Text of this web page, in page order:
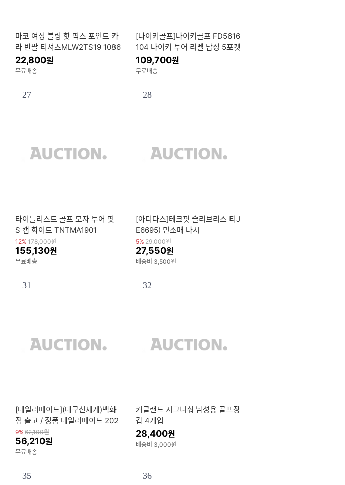
마코 여성 블링 핫 픽스 포인트 카
라 반팔 티셔츠MLW2TS19 1086
925
22,800원
무료배송
[나이키골프]나이키골프 FD5616
104 나이키 투어 리펠 남성 5포켓
슬림 골프 팬츠
109,700원
무료배송
27
타이틀리스트 골프 모자 투어 핏
S 캡 화이트 TNTMA1901
12% 178,000원
155,130원
무료배송
28
[아디다스]테크핏 슬리브리스 티J
E6695) 민소매 나시
5% 29,000원
27,550원
배송비 3,500원
31
[테일러메이드](대구신세계)백화
점 출고 / 정품 테일러메이드 202
6 TP5X pix / TP5X Stripe Golf
Balls
9% 62,100원
56,210원
무료배송
32
커클랜드 시그니춰 남성용 골프장
갑 4개입
28,400원
배송비 3,000원
35 36